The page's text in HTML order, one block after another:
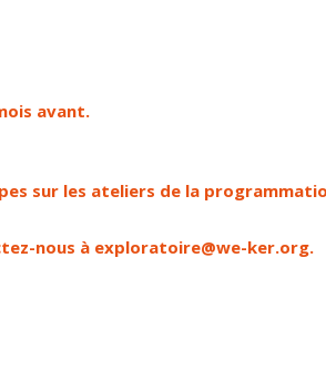
avant.
sur les ateliers de la
nous à exploratoire@we-ker.org.